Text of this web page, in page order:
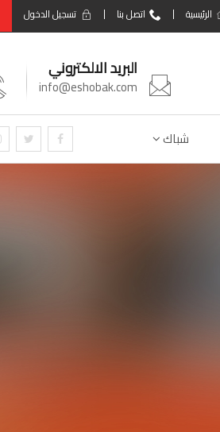
الرئيسية اتصل بنا تسجيل الدخول
البريد الالكتروني
info@eshobak.com
شباك